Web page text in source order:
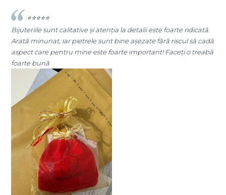
⭐⭐⭐⭐⭐
Bijuteriile sunt calitative și atenția la detalii este foarte ridicată.
Arată minunat, iar pietrele sunt bine așezate fără riscul să cadă
aspect care pentru mine este foarte important! Faceți o treabă
foarte bună